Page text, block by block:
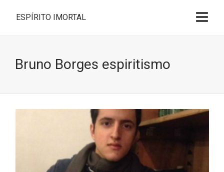
ESPÍRITO IMORTAL
Bruno Borges espiritismo